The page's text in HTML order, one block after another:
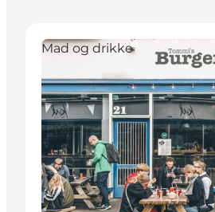
Mad og drikke